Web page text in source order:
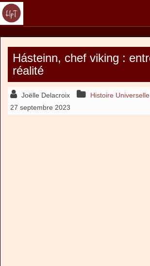
Hásteinn, chef viking :
réalité
Joëlle Delacroix Histoire Universelle
27 septembre 2023